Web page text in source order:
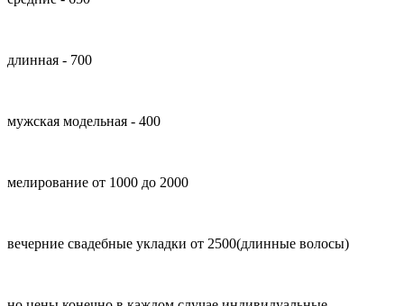
длинная - 700
мужская модельная - 400
мелирование от 1000 до 2000
вечерние свадебные укладки от 2500(длинные волосы)